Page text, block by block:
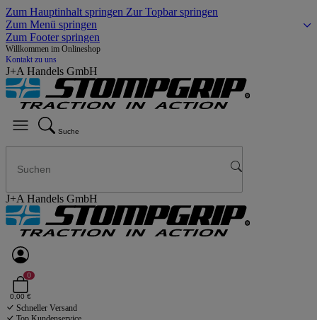
Zum Hauptinhalt springen Zur Topbar springen
Zum Menü springen
Zum Footer springen
Willkommen im Onlineshop
Kontakt zu uns
J+A Handels GmbH
Suche
J+A Handels GmbH
0
0,00 €
Schneller Versand